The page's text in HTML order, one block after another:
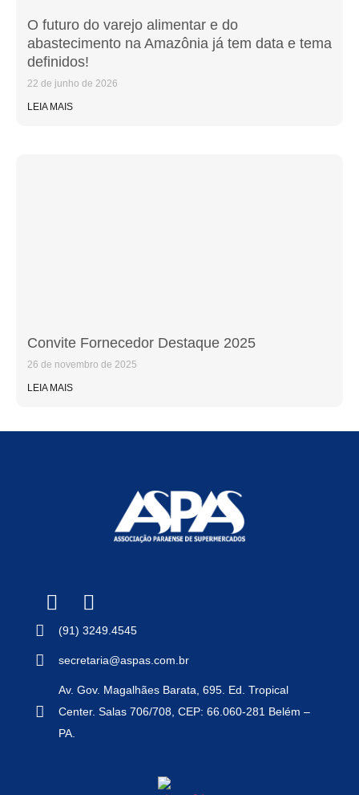
O futuro do varejo alimentar e do
abastecimento na Amazônia já tem data e tema
definidos!
22 de junho de 2026
LEIA MAIS
Convite Fornecedor Destaque 2025
26 de novembro de 2025
LEIA MAIS
(91) 3249.4545
secretaria@aspas.com.br
Av. Gov. Magalhães Barata, 695. Ed. Tropical
Center. Salas 706/708, CEP: 66.060-281 Belém –
PA.